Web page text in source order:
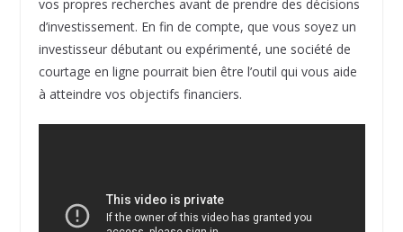
vos propres recherches avant de prendre des décisions
d’investissement. En fin de compte, que vous soyez un
investisseur débutant ou expérimenté, une société de
courtage en ligne pourrait bien être l’outil qui vous aide
à atteindre vos objectifs financiers.